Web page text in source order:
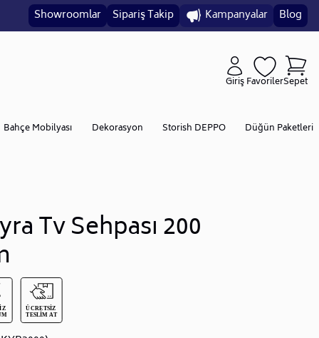
Showroomlar Sipariş Takip Kampanyalar Blog
GirişFavorilerSepet
Bahçe Mobilyası Dekorasyon Storish DEPPO Düğün Paketleri
Tv Sehpası 200